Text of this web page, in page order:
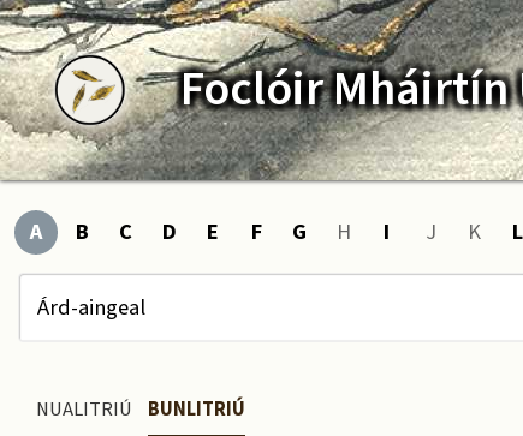
FoclóirMháirtín
A B C D E F G H I J K L
NUALITRIÚ BUNLITRIÚ